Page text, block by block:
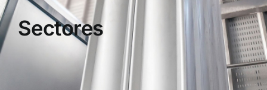
Sectores